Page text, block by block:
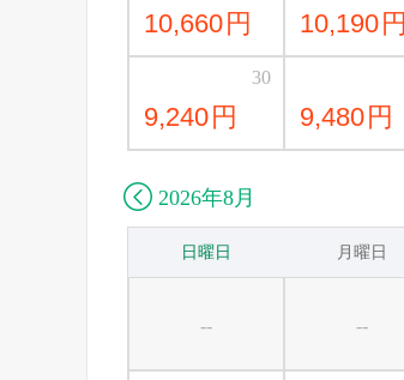
10,660 円 10,190 円
9,240 円
30
9,480 円
 2026年8月
日曜日 月曜日
-- --